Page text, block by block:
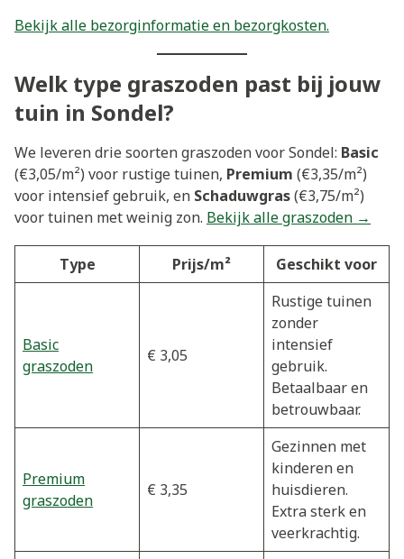
Bekijk alle bezorginformatie en bezorgkosten.
Welk type graszoden past bij jouw
tuin in Sondel?
We leveren drie soorten graszoden voor Sondel: Basic
(€3,05/m²) voor rustige tuinen, Premium (€3,35/m²)
voor intensief gebruik, en Schaduwgras(€3,75/m²)
voor tuinen met weinig zon. Bekijk alle graszoden →
Type Prijs/m² Geschikt voor
Basic
graszoden
€ 3,05
Rustige tuinen
zonder
intensief
gebruik.
Betaalbaar en
betrouwbaar.
Premium
graszoden
€ 3,35
Gezinnen met
kinderen en
huisdieren.
Extra sterk en
veerkrachtig.